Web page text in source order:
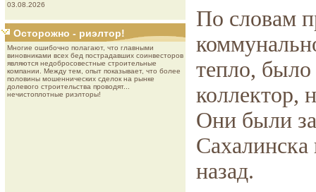
03.08.2026
Осторожно - риэлтор!
Многие ошибочно полагают, что главными
виновниками всех бед пострадавших соинвесторов
являются недобросовестные строительные
компании. Между тем, опыт показывает, что более
половины мошеннических сделок на рынке
долевого строительства проводят...
нечистоплотные риэлторы!
По словам
тепло, было
коллектор,
Они были
Сахалинска
назад.